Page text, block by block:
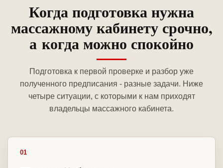
Когда подготовка нужна
массажному кабинету срочно,
а когда можно спокойно
Подготовка к первой проверке и разбор уже
полученного предписания - разные задачи. Ниже
четыре ситуации, с которыми к нам приходят
владельцы массажного кабинета.
01